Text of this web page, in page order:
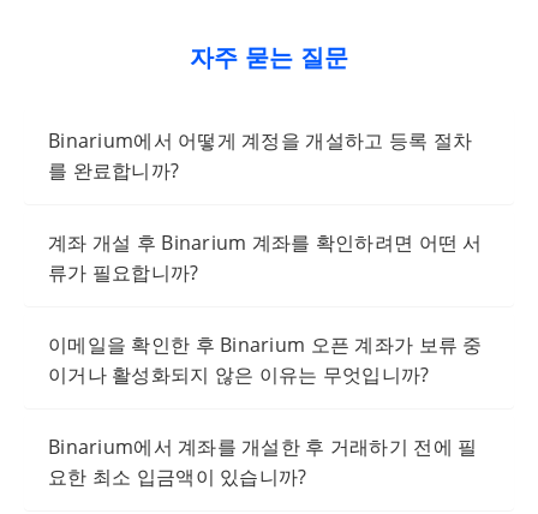
자주 묻는 질문
Binarium에서 어떻게 계정을 개설하고 등록 절차
를 완료합니까?
계좌 개설 후 Binarium 계좌를 확인하려면 어떤 서
류가 필요합니까?
이메일을 확인한 후 Binarium 오픈 계좌가 보류 중
이거나 활성화되지 않은 이유는 무엇입니까?
Binarium에서 계좌를 개설한 후 거래하기 전에 필
요한 최소 입금액이 있습니까?